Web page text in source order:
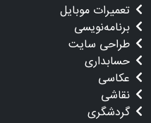
تعمیرات موبایل
برنامه‌نویسی
طراحی سایت
حسابداری
عکاسی
نقاشی
گردشگری